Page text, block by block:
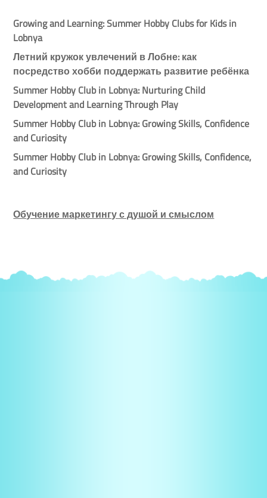
Growing and Learning: Summer Hobby Clubs for Kids in
Lobnya
Летний кружок увлечений в Лобне: как
посредство хобби поддержать развитие ребёнка
Summer Hobby Club in Lobnya: Nurturing Child
Development and Learning Through Play
Summer Hobby Club in Lobnya: Growing Skills, Confidence
and Curiosity
Summer Hobby Club in Lobnya: Growing Skills, Confidence,
and Curiosity
Обучение маркетингу с душой и смыслом